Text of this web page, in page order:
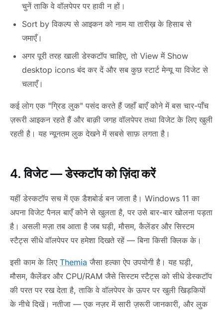
चुनें ताकि वे वॉलपेपर पर हावी न हों।
Sort by विकल्प से आइकन को नाम या तारीख़ के हिसाब से
जमाएँ।
अगर पूरी तरह खाली डेस्कटॉप चाहिए, तो View में Show
desktop icons बंद कर दें और सब कुछ स्टार्ट मेन्यू या विजेट से
चलाएँ।
कई लोग एक "ग्रिड लुक" पसंद करते हैं जहाँ बाएँ कोने में बस चार-पाँच
ज़रूरी आइकन रहते हैं और बाक़ी जगह वॉलपेपर तथा विजेट के लिए खुली
रहती है। यह न्यूनतम लुक देखने में सबसे साफ़ लगता है।
4. विजेट — डेस्कटॉप को ज़िंदा करें
यहीं डेस्कटॉप सच में एक डैशबोर्ड बन जाता है। Windows 11 का
अपना विजेट पैनल बाएँ कोने से खुलता है, पर उसे बार-बार खोलना पड़ता
है। असली मज़ा तब आता है जब घड़ी, मौसम, कैलेंडर और सिस्टम
स्टैट्स सीधे वॉलपेपर पर हमेशा दिखते रहें — बिना किसी क्लिक के।
इसी काम के लिए Themia जैसा हल्का ऐप उपयोगी है। यह घड़ी,
मौसम, कैलेंडर और CPU/RAM जैसे सिस्टम स्टैट्स को सीधे डेस्कटॉप
की परत पर रख देता है, ताकि वे वॉलपेपर के ऊपर पर खुली खिड़कियों
के नीचे दिखें। नतीजा — एक नज़र में सारी ज़रूरी जानकारी, और लुक